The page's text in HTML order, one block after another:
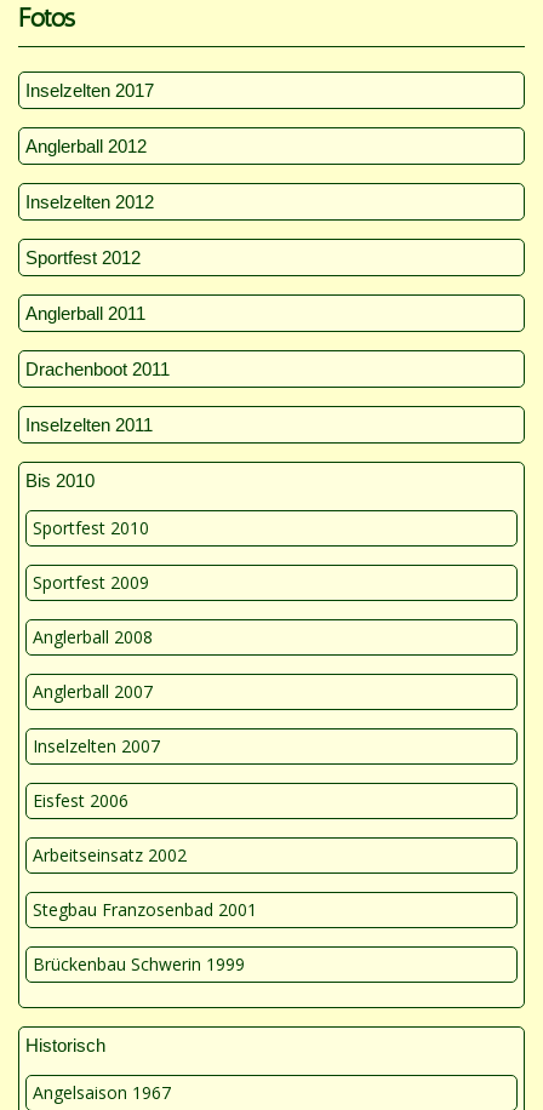
Fotos
Inselzelten 2017
Anglerball 2012
Inselzelten 2012
Sportfest 2012
Anglerball 2011
Drachenboot 2011
Inselzelten 2011
Bis 2010
Sportfest 2010
Sportfest 2009
Anglerball 2008
Anglerball 2007
Inselzelten 2007
Eisfest 2006
Arbeitseinsatz 2002
Stegbau Franzosenbad 2001
Brückenbau Schwerin 1999
Historisch
Angelsaison 1967